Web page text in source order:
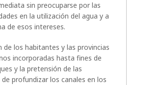
sin preocuparse por las
en la utilización del agua y a
de esos intereses.
los habitantes y las provincias
incorporadas hasta fines de
y la pretensión de las
profundizar los canales en los